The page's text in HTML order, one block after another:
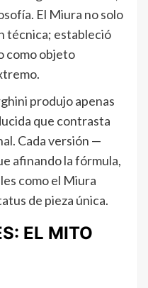
El Miura no solo
técnica; estableció
como objeto
produjo apenas
que contrasta
Cada versión —
afinando la fórmula,
como el Miura
de pieza única.
EL MITO